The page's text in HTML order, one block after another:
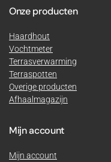
Onze producten
Haardhout
Vochtmeter
Terrasverwarming
Terraspotten
Overige producten
Afhaalmagazijn
Mijn account
Mijn account